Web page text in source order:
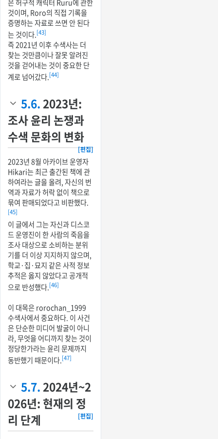
은 허구적 캐릭터 Ruru에 관한
것이며, Roro의 직접 기록을
증명하는 자료로 쓰면 안 된다
는 것이다.[43]
즉 2021년 이후 수색사는 더
찾는 것만큼이나 잘못 알려진
것을 걷어내는 것이 중요한 단
계로 넘어갔다.[44]
5.6. 2023년:
조사 윤리 논쟁과
수색 문화의 변화
[편집]
2023년 8월 아카이브 운영자
Hikari는 최근 출간된 책에 관
하여라는 글을 올려, 자신의 번
역과 자료가 허락 없이 책으로
묶여 판매되었다고 비판했다.
[45]
이 글에서 그는 자신과 디스코
드 운영진이 한 사람의 죽음을
조사 대상으로 소비하는 분위
기를 더 이상 지지하지 않으며,
학교·집·묘지 같은 사적 정보
추적은 옳지 않았다고 공개적
으로 반성했다.[46]
이 대목은 rorochan_1999
수색사에서 중요하다. 이 사건
은 단순한 미디어 발굴이 아니
라, 무엇을 어디까지 찾는 것이
정당한가라는 윤리 문제까지
동반했기 때문이다.[47]
5.7. 2024년~2
026년: 현재의 정
리 단계
[편집]